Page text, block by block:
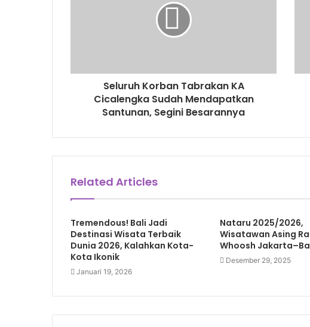
Seluruh Korban Tabrakan KA
Cicalengka Sudah Mendapatkan
Santunan, Segini Besarannya
Related Articles
Tremendous! Bali Jadi
Destinasi Wisata Terbaik
Dunia 2026, Kalahkan Kota-
Kota Ikonik
Januari 19, 2026
Nataru 2025/2026,
Wisatawan Asing
Whoosh
Desember 29, 2025